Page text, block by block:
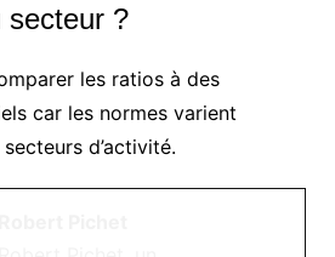
secteur ?
les ratios à des
car les normes varient
d’activité.